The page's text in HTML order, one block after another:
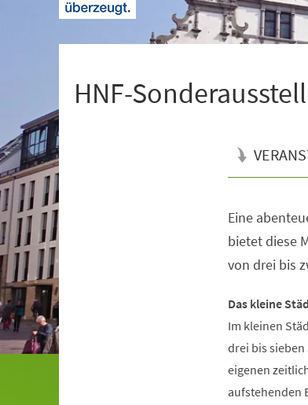
HNF-
Eine
bietet diese
von drei bis
Das kleine
Im kleinen
drei bis
eigenen
aufstehenden